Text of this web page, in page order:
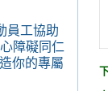
員工協助
障礙同仁
你的專屬